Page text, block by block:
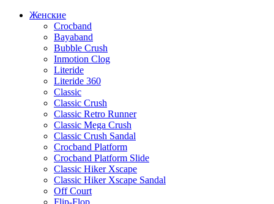
Женские
Crocband
Bayaband
Bubble Crush
Inmotion Clog
Literide
Literide 360
Classic
Classic Crush
Classic Retro Runner
Classic Mega Crush
Classic Crush Sandal
Crocband Platform
Crocband Platform Slide
Classic Hiker Xscape
Classic Hiker Xscape Sandal
Off Court
Flip-Flop